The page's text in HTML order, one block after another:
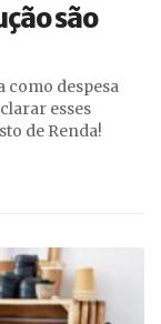
são
como despesa
esses
de Renda!